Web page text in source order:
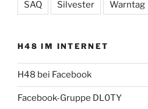
SAQ Silvester Warntag
H48 IM INTERNET
H48 bei Facebook
Facebook-Gruppe DL0TY